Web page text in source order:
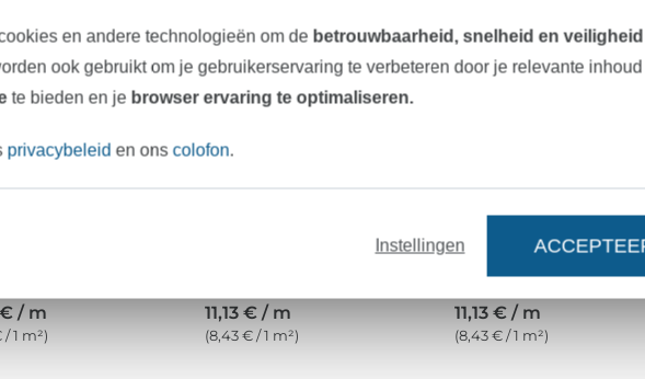
€ / m
/ 1 m²)
11,13 € / m
(8,43 € / 1 m²)
11,13 € / m
(8,43 € / 1 m²)
en andere technologieën om de betrouwbaarheid, snelheid en veiligheid
ook gebruikt om je gebruikerservaring te verbeteren door je relevante inhoud
te bieden en je browser ervaring te optimaliseren.
privacybeleid en onscolofon.
Instellingen